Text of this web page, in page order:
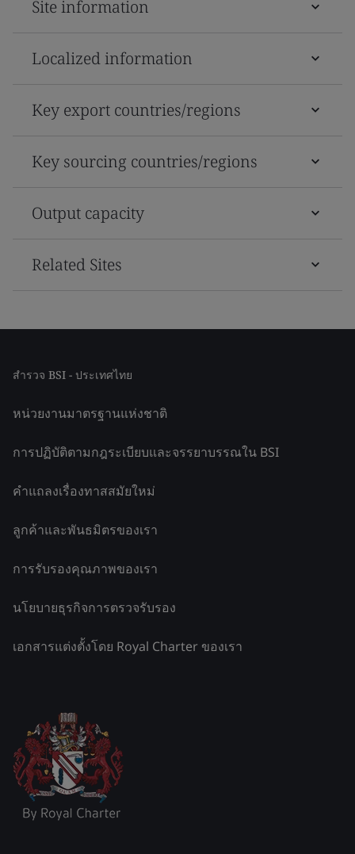
Site information
Localized information
Key export countries/regions
Key sourcing countries/regions
Output capacity
Related Sites
สำรวจ BSI - ประเทศไทย
หน่วยงานมาตรฐานแห่งชาติ
การปฏิบัติตามกฎระเบียบและจรรยาบรรณใน BSI
คำแถลงเรื่องทาสสมัยใหม่
ลูกค้าและพันธมิตรของเรา
การรับรองคุณภาพของเรา
นโยบายธุรกิจการตรวจรับรอง
เอกสารแต่งตั้งโดย Royal Charter ของเรา